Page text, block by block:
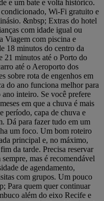
e um bate e volta histórico.
Wi-Fi gratuito e
&nbsp; Extras do hotel
com idade igual ou
Viagem com piscina e
18 minutos do centro da
21 minutos até o Porto do
até o Aeroporto dos
sobre rota de engenhos em
do ano funciona melhor para
inteiro. Se você prefere
em que a chuva é mais
período, capa de chuva e
Dá para fazer tudo em um
um foco. Um bom roteiro
principal e, no máximo,
da tarde. Precisa reservar
mas é recomendável
de agendamento,
com grupos. Um pouco
Para quem quer continuar
além do eixo Recife e